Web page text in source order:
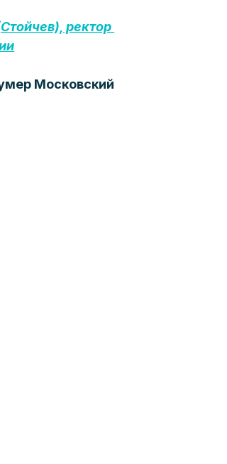
ректор
Московский